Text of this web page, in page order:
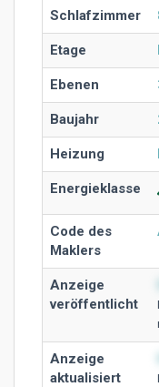
Schlafzimmer
Etage
Ebenen
Baujahr
Heizung
Energieklasse
Code des
Maklers
Anzeige
veröffentlicht
Anzeige
aktualisiert